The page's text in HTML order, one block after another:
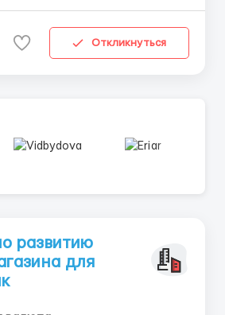
Откликнуться
развитию
для